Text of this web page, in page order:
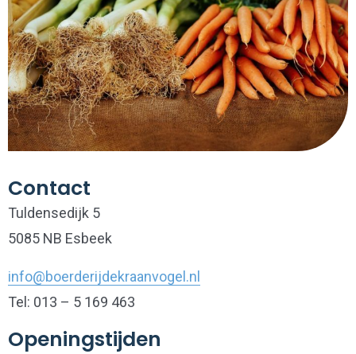
Contact
Tuldensedijk 5
5085 NB Esbeek
info@boerderijdekraanvogel.nl
Tel: 013 – 5 169 463
Openingstijden